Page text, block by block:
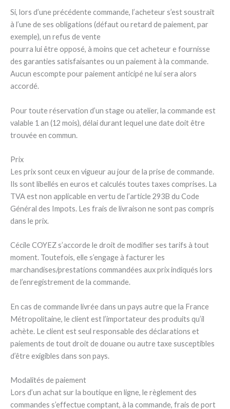
Si, lors d’une précédente commande, l’acheteur s’est soustrait
à l’une de ses obligations (défaut ou retard de paiement, par
exemple), un refus de vente
pourra lui être opposé, à moins que cet acheteur e fournisse
des garanties satisfaisantes ou un paiement à la commande.
Aucun escompte pour paiement anticipé ne lui sera alors
accordé.
Pour toute réservation d’un stage ou atelier, la commande est
valable 1 an (12 mois), délai durant lequel une date doit être
trouvée en commun.
Prix
Les prix sont ceux en vigueur au jour de la prise de commande.
Ils sont libellés en euros et calculés toutes taxes comprises. La
TVA est non applicable en vertu de l’article 293B du Code
Général des Impots. Les frais de livraison ne sont pas compris
dans le prix.
Cécile COYEZ s’accorde le droit de modifier ses tarifs à tout
moment. Toutefois, elle s’engage à facturer les
marchandises/prestations commandées aux prix indiqués lors
de l’enregistrement de la commande.
En cas de commande livrée dans un pays autre que la France
Métropolitaine, le client est l’importateur des produits qu’il
achète. Le client est seul responsable des déclarations et
paiements de tout droit de douane ou autre taxe susceptibles
d’être exigibles dans son pays.
Modalités de paiement
Lors d’un achat sur la boutique en ligne, le règlement des
commandes s’effectue comptant, à la commande, frais de port